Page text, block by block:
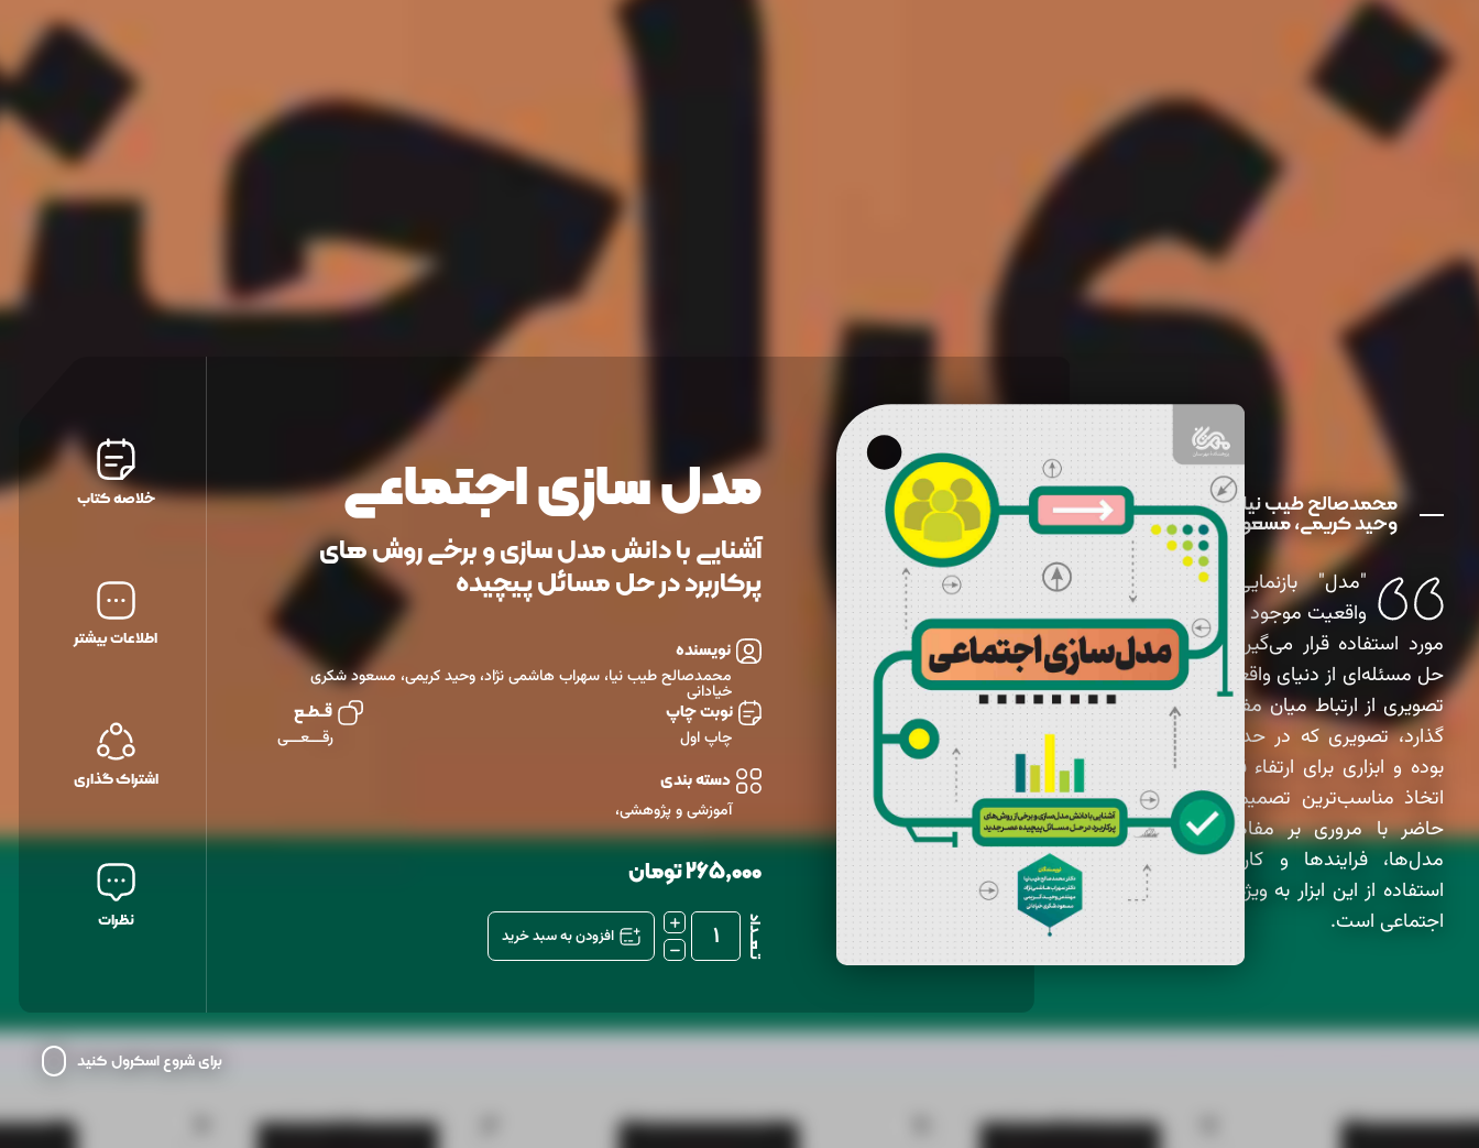
محمدصالح طیب‌ نیا، سهراب هاشمی‌ نژاد،
وحید کریمی، مسعود شکری خیادانی
"مدل" بازنمایی قابل فهم‌تری از
واقعیت موجود است. مدل‌سازی زمانی
مورد استفاده قرار می‌گیرد که محقق به منظور
حل مسئله‌ای از دنیای واقعی یا ارائۀ یافته‌هایش،
تصویری از ارتباط میان مفاهیم را به نمایش می
گذارد، تصویری که در حد فهم و درک مخاطب
بوده و ابزاری برای ارتفاء قدرت تحلیل و تفکر و
اتخاذ مناسب‌ترین تصمیمات است. تک‌نگاشت
حاضر با مروری بر مفاهیم مدل‌سازی، انواع
مدل‌ها، فرایندها و کاربردها راهنمایی برای
استفاده از این ابزار به ویژه در مسائل فرهنگی و
اجتماعی است.
مدل سازی اجتماعی
آشنایی با دانش مدل سازی و برخی روش های
پرکاربرد در حل مسائل پیچیده
نویسنده
محمدصالح طیب‌ نیا، سهراب هاشمی‌ نژاد، وحید کریمی، مسعود شکری
خیادانی
نوبت چاپ
چاپ اول
قــطــع
رقـــعـــی
دسته بندی
آموزشی و پژوهشی،
265,000تومان
تــعـــداد 1 افزودن به سبد خرید
خلاصه کتاب
اطلاعات بیشتر
اشتراک گذاری
نظرات
برای شروع اسکرول کنید